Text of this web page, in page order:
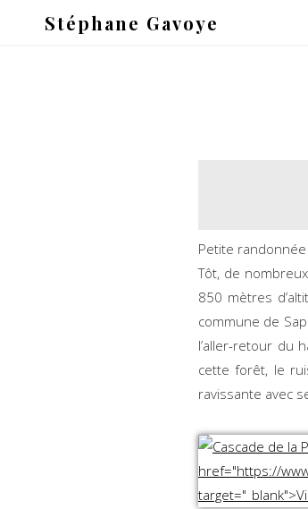
Stéphane Gavoye
Petite
Tôt, de
850 mètres
commune de
l’aller-retour du
cette forêt, le
ravissante avec